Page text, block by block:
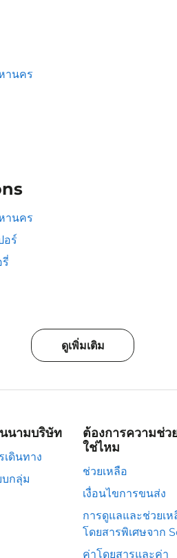
านคร
านคร
อร์
ดูเพิ่มเติม
นามบริษัท
ดินทาง
บกลุ่ม
ต้องการความช่ว
ใช่ไหม
ช่วยเหลือ
เงื่อนไขการขนส่ง
การดูแลและช่วยเห
โดยสารพิเศษจาก
ค่าโดยสารและค่า